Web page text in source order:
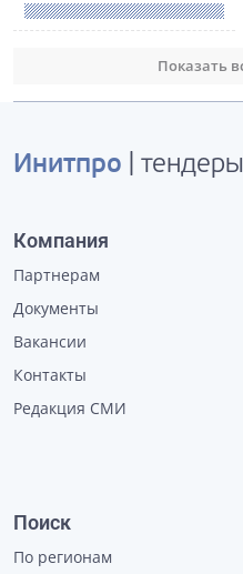
Показать
Инитпро | тендеры
Компания
Партнерам
Документы
Вакансии
Контакты
Редакция СМИ
Поиск
По регионам